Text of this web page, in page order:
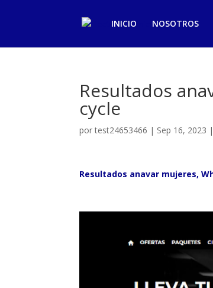
INICIO NOSOTROS
Resultados
cycle
portest24653466 | Sep 16, 2023
Resultados anavar mujeres,